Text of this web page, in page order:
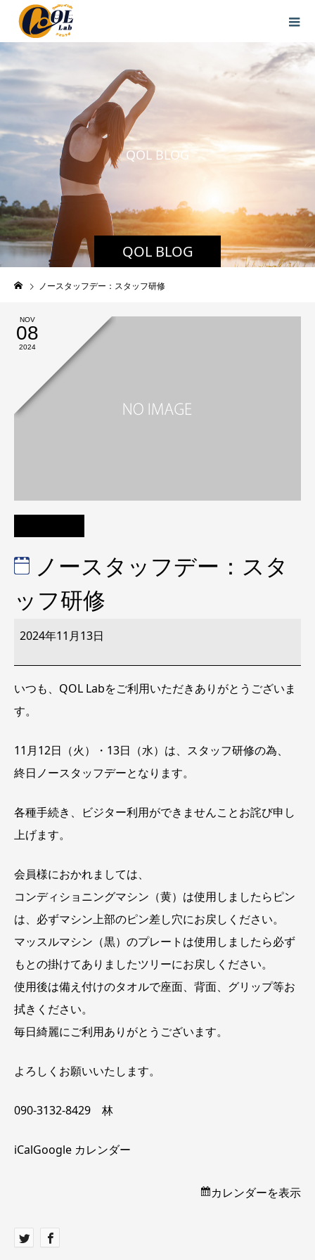
QOL BLOG
QOL BLOG
ノースタッフデー：スタッフ研修
NOV
08
2024
ノースタッフデー：スタ
ッフ研修
ー
ッ
デ
ス
フ
研
修
2024年11月13日
いつも、QOL Labをご利用いただきありがとうございま
す。
11月12日（火）・13日（水）は、スタッフ研修の為、
終日ノースタッフデーとなります。
各種手続き、ビジター利用ができませんことお詫び申し
上げます。
会員様におかれましては、
コンディショニングマシン（黄）は使用しましたらピン
は、必ずマシン上部のピン差し穴にお戻しください。
マッスルマシン（黒）のプレートは使用しましたら必ず
もとの掛けてありましたツリーにお戻しください。
使用後は備え付けのタオルで座面、背面、グリップ等お
拭きください。
毎日綺麗にご利用ありがとうございます。
よろしくお願いいたします。
090-3132-8429 林
iCalGoogle カレンダー
カレンダーを表示